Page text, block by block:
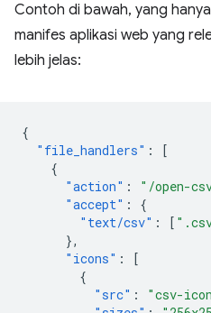
Contoh di bawah, yang
manifes aplikasi web yang
lebih jelas:
{
"file_handlers" :
[
{
"action" : "/open-
"accept" :
{
"text/csv" : [
},
"icons" :
[
{
"src" : "csv-